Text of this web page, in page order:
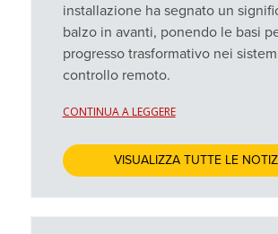
installazione ha segnato un
balzo in avanti, ponendo le basi
progresso trasformativo nei
controllo remoto.
CONTINUA A LEGGERE
VISUALIZZA TUTTE LE